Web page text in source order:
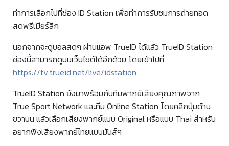
ทำการเลือกไปที่ช่อง ID Station เพื่อทำการรับชมการถ่ายทอด
สดพรีเมียร์ลีก
นอกจากจะดูบอลสดๆ ผ่านแอพ TrueID ได้แล้ว TrueID Station
ช่องนี้สามารถดูบนเว็บไซต์ได้อีกด้วย โดยเข้าไปที่
https://tv.trueid.net/live/idstation
TrueID Station ยังมาพร้อมกับทีมพากย์เสียงคุณภาพจาก
True Sport Network และทีม Online Station โดยคลิกปุ่มด้าน
ขวาบน แล้วเลือกเสียงพากย์แบบ Original หรือแบบ Thai สำหรับ
อยากฟังเสียงพากย์ไทยแบบมันส์ๆ